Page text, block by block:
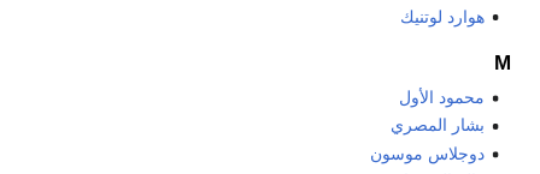
هوارد لوتنيك
M
محمود الأول
بشار المصري
دوجلاس موسون